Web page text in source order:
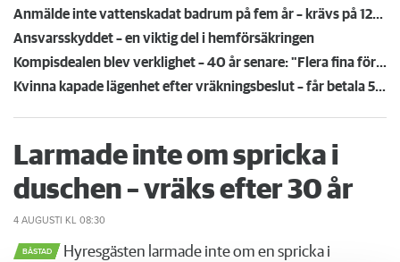
Anmälde inte vattenskadat badrum på fem år – krävs på 125 000 kronor
Ansvarsskyddet – en viktig del i hemförsäkringen
Kompisdealen blev verklighet – 40 år senare: "Flera fina fördelar med att dela bostad"
Kvinna kapade lägenhet efter vräkningsbeslut – får betala 50 000
Larmade inte om spricka i
duschen – vräks efter 30 år
4 AUGUSTI KL 08:30
BÅSTAD
Hyresgästen larmade inte om en spricka i